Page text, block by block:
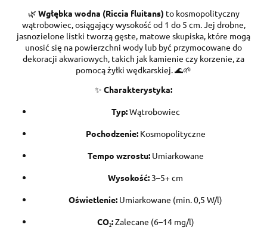
🌿 Wgłębka wodna (Riccia fluitans) to kosmopolityczny
wątrobowiec, osiągający wysokość od 1 do 5 cm. Jej drobne,
jasnozielone listki tworzą gęste, matowe skupiska, które mogą
unosić się na powierzchni wody lub być przymocowane do
dekoracji akwariowych, takich jak kamienie czy korzenie, za
pomocą żyłki wędkarskiej. 🌊🌱
✨ Charakterystyka:
Typ:Wątrobowiec
Pochodzenie:Kosmopolityczne
Tempo wzrostu:Umiarkowane
Wysokość: 3–5+ cm
Oświetlenie: Umiarkowane (min. 0,5 W/l)
CO₂:Zalecane (6–14 mg/l)